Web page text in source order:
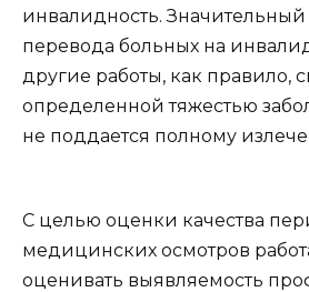
инвалидность.
перевода больных на
другие работы, как правило,
определенной тяжестью
не поддается полному
С целью оценки качества
медицинских осмотров
оценивать выявляемость